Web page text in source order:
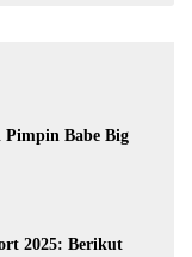
Babe Big
2025: Berikut